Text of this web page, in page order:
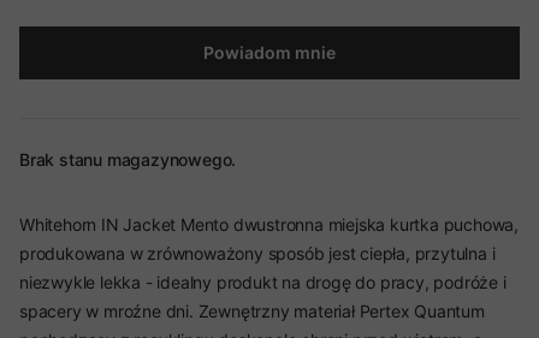
Powiadom mnie
Brak stanu magazynowego.
Whitehorn IN Jacket Mento dwustronna miejska kurtka puchowa,
produkowana w zrównoważony sposób jest ciepła, przytulna i
niezwykle lekka - idealny produkt na drogę do pracy, podróże i
spacery w mroźne dni. Zewnętrzny materiał Pertex Quantum